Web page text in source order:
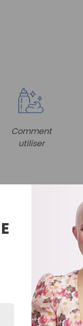
Comment
utiliser